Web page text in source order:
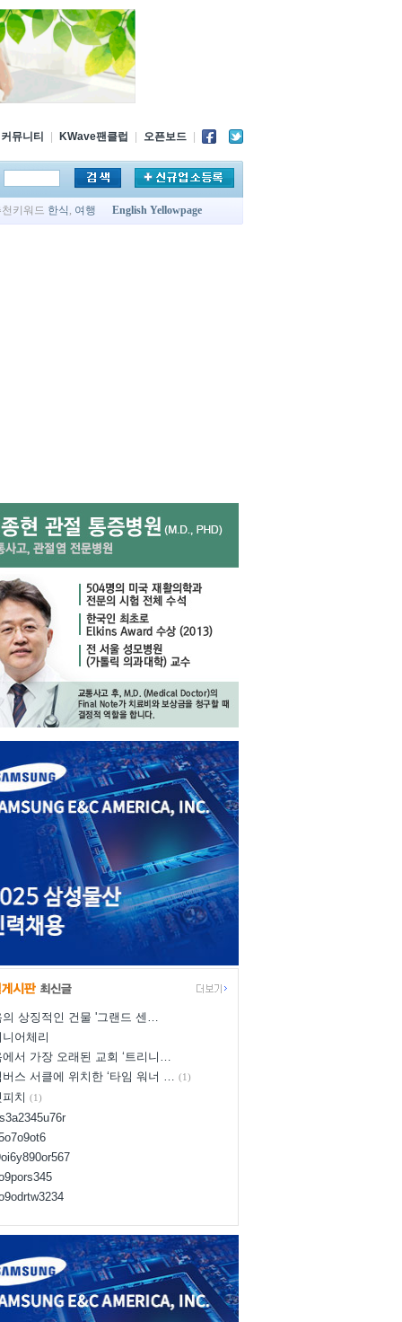
커뮤니티 KWave팬클럽 오픈보드
키워드 한식 , 여행 English Yellowpage
의 상징적인 건물 '그랜드 센…
어체리
에서 가장 오래된 교회 ‘트리니…
버스 서클에 위치한 ‘타임 워너 … (1)
치 (1)